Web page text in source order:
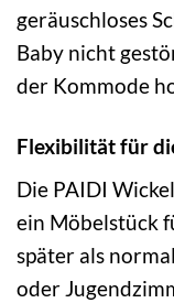
geräuschloses
Baby nicht
der Kommode
Flexibilität für
Die PAIDI
ein Möbelstück
später als
oder